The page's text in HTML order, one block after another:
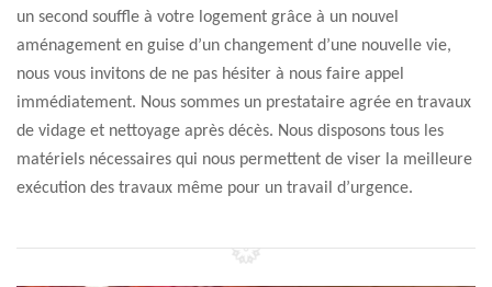
un second souffle à votre logement grâce à un nouvel
aménagement en guise d’un changement d’une nouvelle vie,
nous vous invitons de ne pas hésiter à nous faire appel
immédiatement. Nous sommes un prestataire agrée en travaux
de vidage et nettoyage après décès. Nous disposons tous les
matériels nécessaires qui nous permettent de viser la meilleure
exécution des travaux même pour un travail d’urgence.